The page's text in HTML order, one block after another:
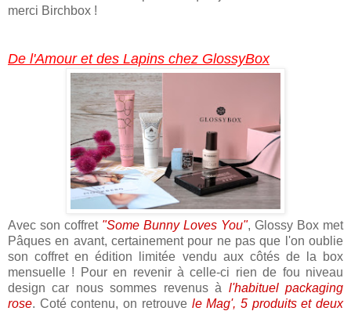
merci Birchbox !
De l'Amour et des Lapins chez GlossyBox
Avec son coffret "Some Bunny Loves You", Glossy Box met
Pâques en avant, certainement pour ne pas que l'on oublie
son coffret en édition limitée vendu aux côtés de la box
mensuelle ! Pour en revenir à celle-ci rien de fou niveau
design car nous sommes revenus à l'habituel packaging
rose. Coté contenu, on retrouvele Mag', 5 produits et deux